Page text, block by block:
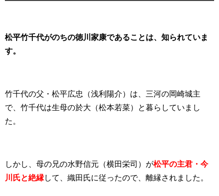
松平竹千代がのちの徳川家康であることは、知られていま
す。
竹千代の父・松平広忠（浅利陽介）は、三河の岡崎城主
で、竹千代は生母の於大（松本若菜）と暮らしていまし
た。
しかし、母の兄の水野信元（横田栄司）が松平の主君・今
川氏と絶縁して、織田氏に従ったので、離縁されました。